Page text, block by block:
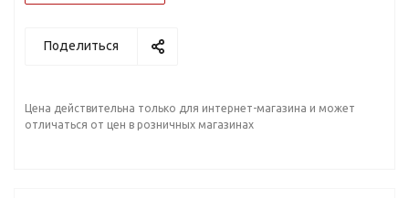
Поделиться
Цена действительна только для интернет-магазина и может
отличаться от цен в розничных магазинах